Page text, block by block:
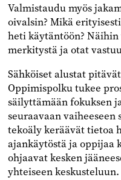
Valmistaudu myös
oivalsin? Mikä
heti käytäntöön?
merkitystä ja otat
Sähköiset alustat
Oppimispolku tukee
säilyttämään fokuksen
seuraavaan
tekoäly keräävät tietoa
ajankäytöstä ja oppijaa
ohjaavat kesken
yhteiseen keskusteluun.